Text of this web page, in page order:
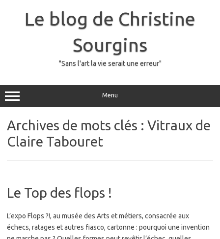
Le blog de Christine
Sourgins
"Sans l'art la vie serait une erreur"
Menu
Archives de mots clés : Vitraux de
Claire Tabouret
Le Top des flops !
L’expo Flops ?!, au musée des Arts et métiers, consacrée aux
échecs, ratages et autres fiasco, cartonne : pourquoi une invention